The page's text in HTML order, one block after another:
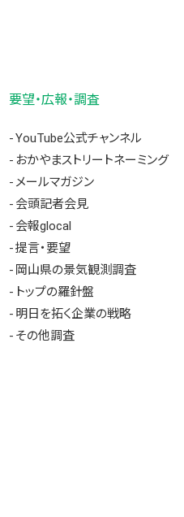
要望・広報・調査
YouTube公式チャンネル
おかやまストリートネーミング
メールマガジン
会頭記者会見
会報glocal
提言・要望
岡山県の景気観測調査
トップの羅針盤
明日を拓く企業の戦略
その他調査